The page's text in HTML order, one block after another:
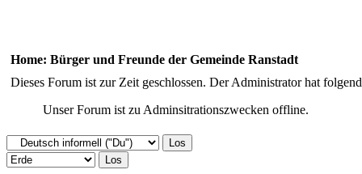
Home: Bürger und Freunde der Gemeinde Ranstadt
Dieses Forum ist zur Zeit geschlossen. Der Administrator hat
Unser Forum ist zu Adminsitrationszwecken offline.